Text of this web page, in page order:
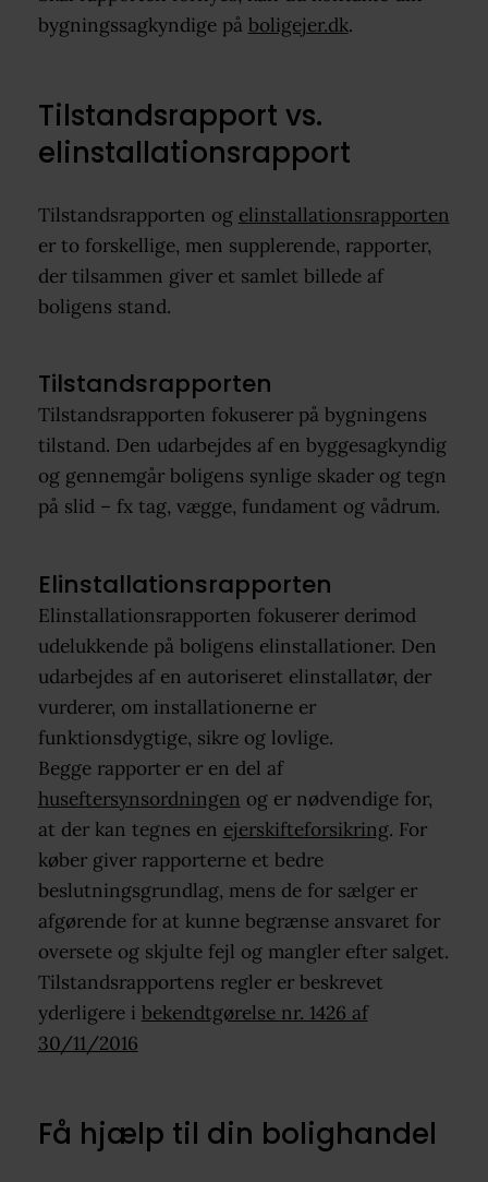
bygningssagkyndige på boligejer.dk.
Tilstandsrapport vs.
elinstallationsrapport
Tilstandsrapporten og elinstallationsrapporten
er to forskellige, men supplerende, rapporter,
der tilsammen giver et samlet billede af
boligens stand.
Tilstandsrapporten
Tilstandsrapporten fokuserer på bygningens
tilstand. Den udarbejdes af en byggesagkyndig
og gennemgår boligens synlige skader og tegn
på slid – fx tag, vægge, fundament og vådrum.
Elinstallationsrapporten
Elinstallationsrapporten fokuserer derimod
udelukkende på boligens elinstallationer. Den
udarbejdes af en autoriseret elinstallatør, der
vurderer, om installationerne er
funktionsdygtige, sikre og lovlige.
Begge rapporter er en del af
huseftersynsordningen og er nødvendige for,
at der kan tegnes en ejerskifteforsikring. For
køber giver rapporterne et bedre
beslutningsgrundlag, mens de for sælger er
afgørende for at kunne begrænse ansvaret for
oversete og skjulte fejl og mangler efter salget.
Tilstandsrapportens regler er beskrevet
yderligere i bekendtgørelse nr. 1426 af
30/11/2016
Få hjælp til din bolighandel